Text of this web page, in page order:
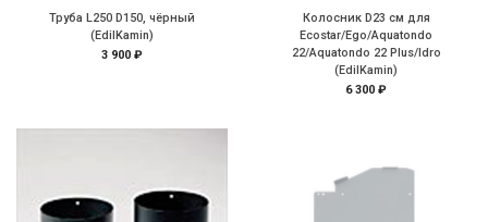
Труба L250 D150, чёрный
(EdilKamin)
3 900 ₽
Колосник D23 см для
Ecostar/Ego/Aquatondo
22/Aquatondo 22 Plus/Idro
(EdilKamin)
6 300 ₽